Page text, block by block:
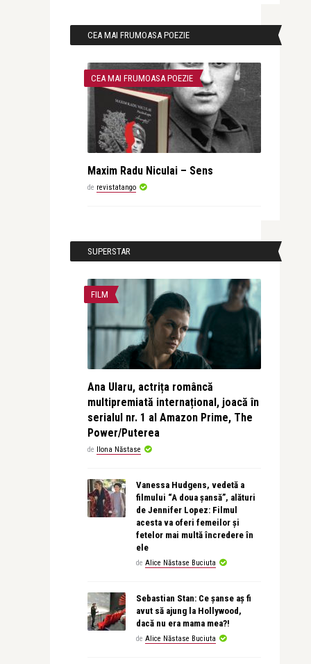
CEA MAI FRUMOASA POEZIE
CEA MAI FRUMOASA POEZIE
Maxim Radu Niculai – Sens
de revistatango
SUPERSTAR
FILM
Ana Ularu, actrița româncă
multipremiată internațional, joacă în
serialul nr. 1 al Amazon Prime, The
Power/Puterea
de Ilona Năstase
Vanessa Hudgens, vedetă a
filmului “A doua șansă”, alături
de Jennifer Lopez: Filmul
acesta va oferi femeilor și
fetelor mai multă încredere în
ele
de Alice Năstase Buciuta
Sebastian Stan: Ce șanse aș fi
avut să ajung la Hollywood,
dacă nu era mama mea?!
de Alice Năstase Buciuta